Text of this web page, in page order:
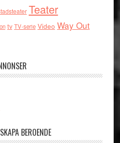
Teater
tv TV-serie Video Way Out
BEROENDE